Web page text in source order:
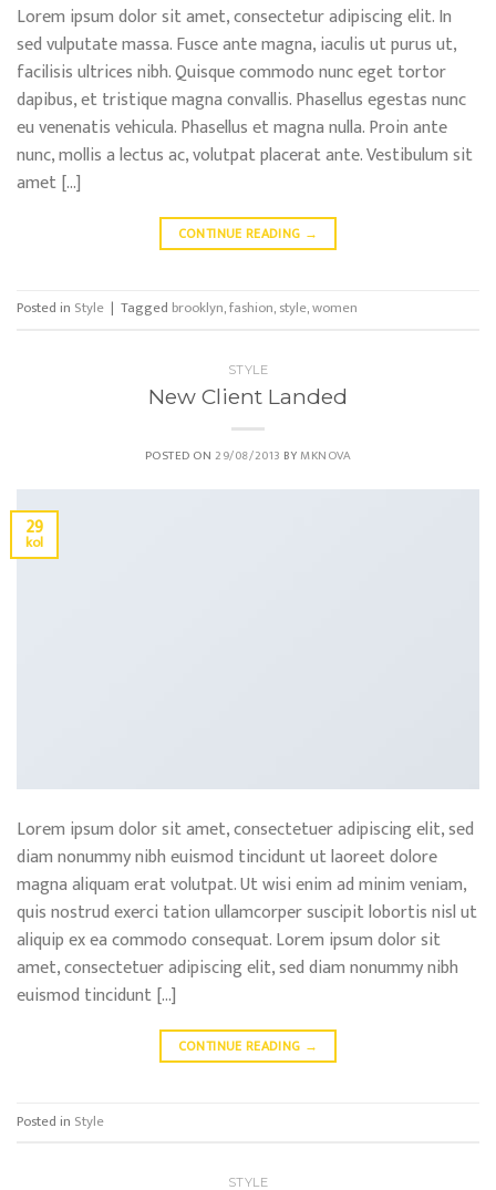
Lorem ipsum dolor sit amet, consectetur adipiscing elit. In
sed vulputate massa. Fusce ante magna, iaculis ut purus ut,
facilisis ultrices nibh. Quisque commodo nunc eget tortor
dapibus, et tristique magna convallis. Phasellus egestas nunc
eu venenatis vehicula. Phasellus et magna nulla. Proin ante
nunc, mollis a lectus ac, volutpat placerat ante. Vestibulum sit
amet […]
CONTINUE READING →
Posted in Style | Tagged brooklyn,fashion,style,women
STYLE
New Client Landed
POSTED ON29/08/2013 BY MKNOVA
29
kol
Lorem ipsum dolor sit amet, consectetuer adipiscing elit, sed
diam nonummy nibh euismod tincidunt ut laoreet dolore
magna aliquam erat volutpat. Ut wisi enim ad minim veniam,
quis nostrud exerci tation ullamcorper suscipit lobortis nisl ut
aliquip ex ea commodo consequat. Lorem ipsum dolor sit
amet, consectetuer adipiscing elit, sed diam nonummy nibh
euismod tincidunt […]
CONTINUE READING →
Posted in Style
STYLE